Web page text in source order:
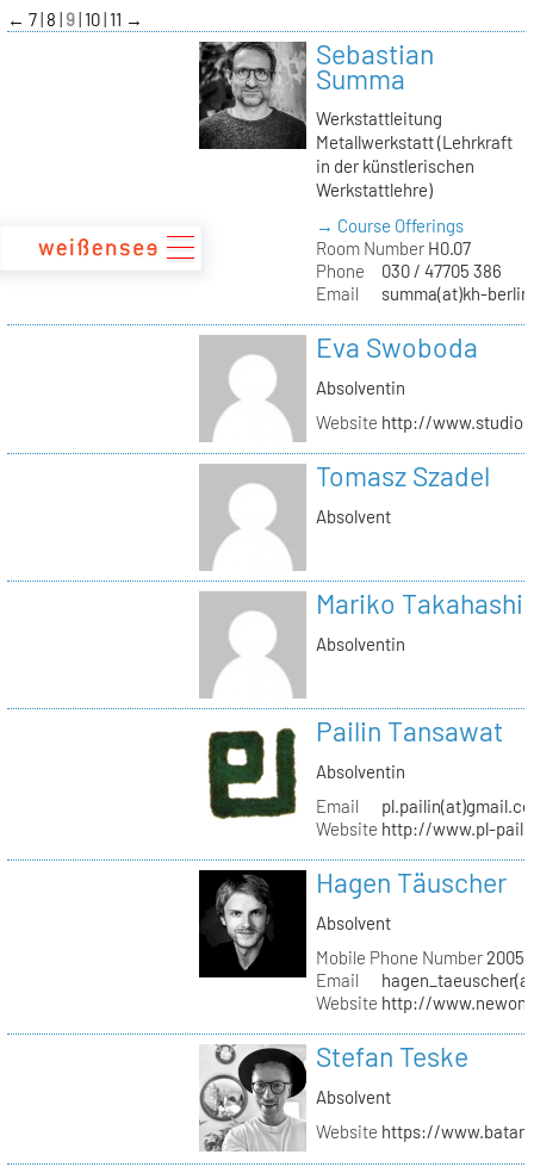
zum
Inhalt
← 7 8 9 10 11 →
Sebastian
Summa
Werkstattleitung
Metallwerkstatt (Lehrkraft
in der künstlerischen
Werkstattlehre)
→ Course Offerings
Room NumberH0.07
Phone
030 / 47705 386
Email
summa(at)kh-
Eva Swoboda
Absolventin
Website http://
Tomasz Szadel
Absolvent
Mariko Takahashi
Absolventin
Pailin Tansawat
Absolventin
Email
Website http://www.pl-
Hagen Täuscher
Absolvent
Mobile Phone Number
Email
Website http://
Stefan Teske
Absolvent
Website https://